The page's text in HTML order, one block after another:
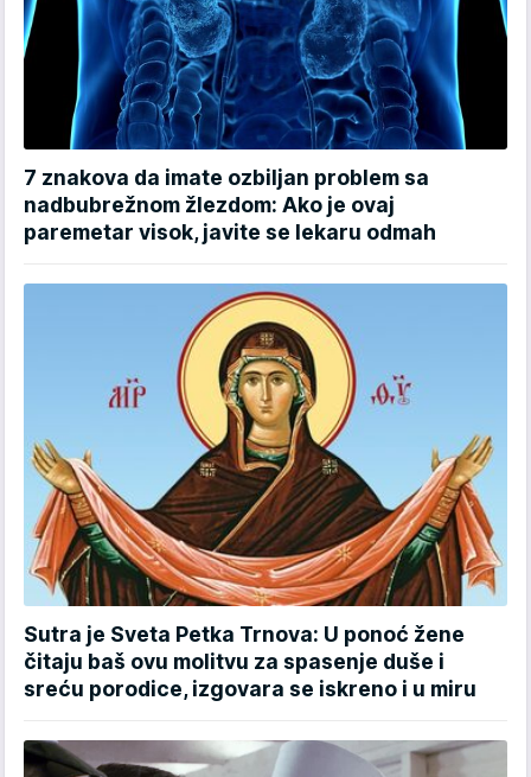
7 znakova da imate ozbiljan problem sa
nadbubrežnom žlezdom: Ako je ovaj
paremetar visok, javite se lekaru odmah
Sutra je Sveta Petka Trnova: U ponoć žene
čitaju baš ovu molitvu za spasenje duše i
sreću porodice, izgovara se iskreno i u miru